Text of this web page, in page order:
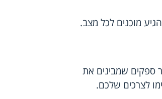
מוכנים לכל מצב.
ספקים שמבינים את
לצרכים שלכם.